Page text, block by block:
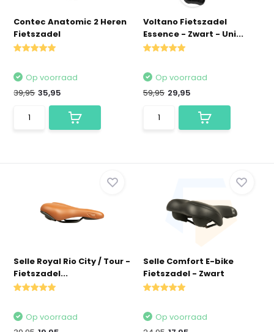
Contec Anatomic 2 Heren
Fietszadel
Op voorraad
39,95 35,95
Voltano Fietszadel
Essence - Zwart - Uni...
Op voorraad
59,95 29,95
Selle Royal Rio City / Tour -
Fietszadel...
Op voorraad
Selle Comfort E-bike
Fietszadel - Zwart
Op voorraad